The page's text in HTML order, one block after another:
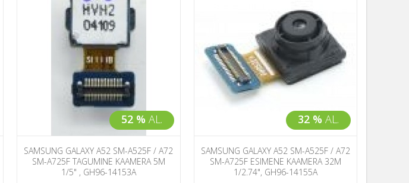
52 % AL.
SAMSUNG GALAXY A52 SM-A525F / A72
SM-A725F TAGUMINE KAAMERA 5M
1/5" , GH96-14153A
32 % AL.
SAMSUNG GALAXY A52 SM-A525F / A72
SM-A725F ESIMENE KAAMERA 32M
1/2.74", GH96-14155A